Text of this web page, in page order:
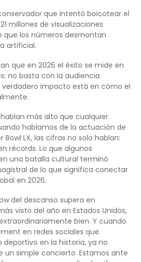
que intentó boicotear el
millones de visualizaciones
que los números desmontan
artificial.
que en 2026 el éxito se mide en
no basta con la audiencia
impacto está en cómo el
más alto que cualquier
hablamos de la actuación de
Bowl LX, las cifras no solo hablan:
récords. Lo que algunos
una batalla cultural terminó
de lo que significa conectar
en 2026.
del descanso supera en
visto del año en Estados Unidos,
bien. Y cuando
en redes sociales que
en la historia, ya no
un simple concierto. Estamos ante